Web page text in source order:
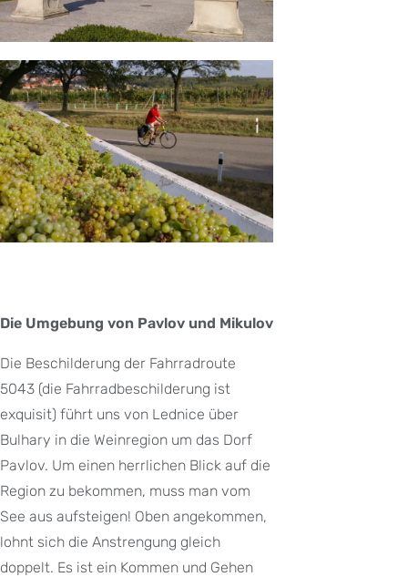
Die Umgebung von Pavlov und Mikulov
Die Beschilderung der Fahrradroute
5043 (die Fahrradbeschilderung ist
exquisit) führt uns von Lednice über
Bulhary in die Weinregion um das Dorf
Pavlov. Um einen herrlichen Blick auf die
Region zu bekommen, muss man vom
See aus aufsteigen! Oben angekommen,
lohnt sich die Anstrengung gleich
doppelt. Es ist ein Kommen und Gehen